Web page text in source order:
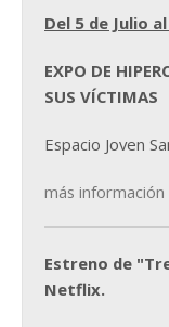
Del 5 de Julio
EXPO DE
SUS VÍCTIMAS
Espacio Joven
más información
Estreno de
Netflix.